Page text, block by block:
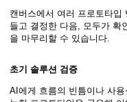
캔버스에서 여러 프로토타
들고 결정한 다음, 모두가 확
을 마무리할 수 있습니다.
초기 솔루션 검증
AI에게 흐름의 빈틈이나 사